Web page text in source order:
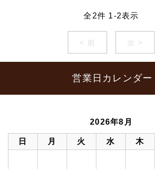
全 2件 1-2表示
< 前 次 >
営業日カレンダー
2026年8月
日 月 火 水 木